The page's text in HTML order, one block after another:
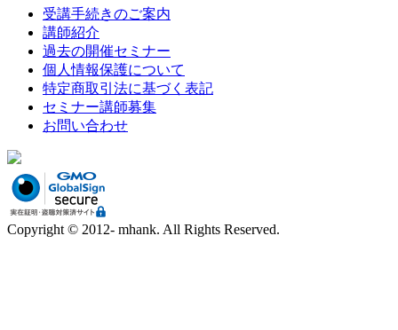
受講手続きのご案内
講師紹介
過去の開催セミナー
個人情報保護について
特定商取引法に基づく表記
セミナー講師募集
お問い合わせ
Copyright © 2012- mhank. All Rights Reserved.